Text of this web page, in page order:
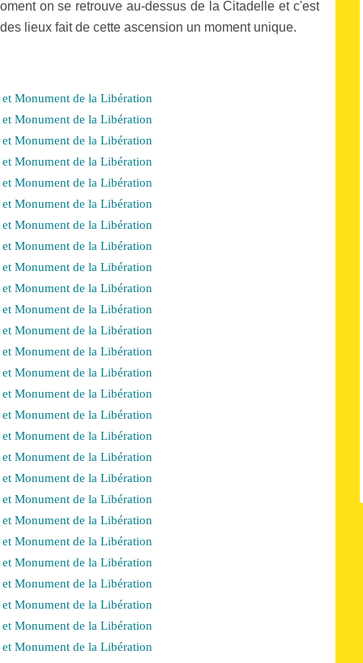
on se retrouve au-dessus de la Citadelle et c'est
lieux fait de cette ascension un moment unique.